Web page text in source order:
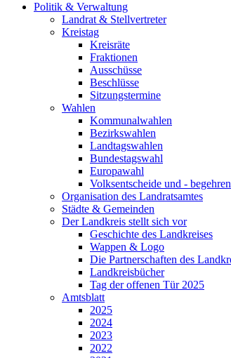
Politik & Verwaltung
Landrat & Stellvertreter
Kreistag
Kreisräte
Fraktionen
Ausschüsse
Beschlüsse
Sitzungstermine
Wahlen
Kommunalwahlen
Bezirkswahlen
Landtagswahlen
Bundestagswahl
Europawahl
Volksentscheide und - begehren
Organisation des Landratsamtes
Städte & Gemeinden
Der Landkreis stellt sich vor
Geschichte des Landkreises
Wappen & Logo
Die Partnerschaften des
Landkreisbücher
Tag der offenen Tür 2025
Amtsblatt
2025
2024
2023
2022